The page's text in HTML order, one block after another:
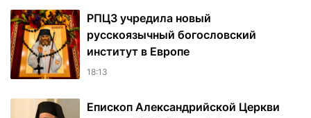
РПЦЗ учредила новый
русскоязычный богословский
институт в Европе
18:13
Епископ Александрийской Церкви